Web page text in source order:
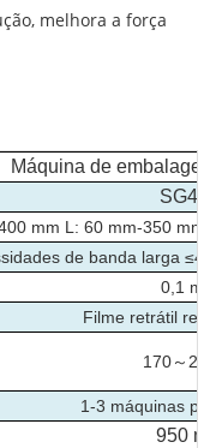
melhora a força
Máquina de
mm L: 60 mm-350 mm
de banda larga
0,1
Filme retrátil
170～
1-3 máquinas
950